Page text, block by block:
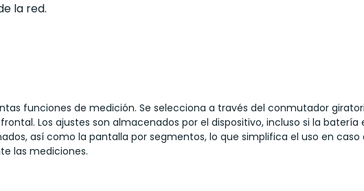
la red.
funciones de medición. Se selecciona a través del conmutador
Los ajustes son almacenados por el dispositivo, incluso si la batería
así como la pantalla por segmentos, lo que simplifica el uso en caso
las mediciones.